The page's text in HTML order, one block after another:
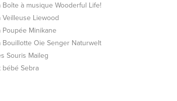
Boîte à musique Wooderful Life!
Veilleuse Liewood
Poupée Minikane
Bouillotte Oie Senger Naturwelt
Souris Maileg
bébé Sebra